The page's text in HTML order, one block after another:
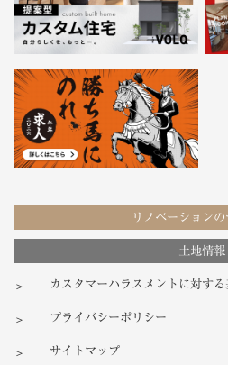
リノベーション
土地情報
カスタマーハラスメントに対す
プライバシーポリシー
サイトマップ